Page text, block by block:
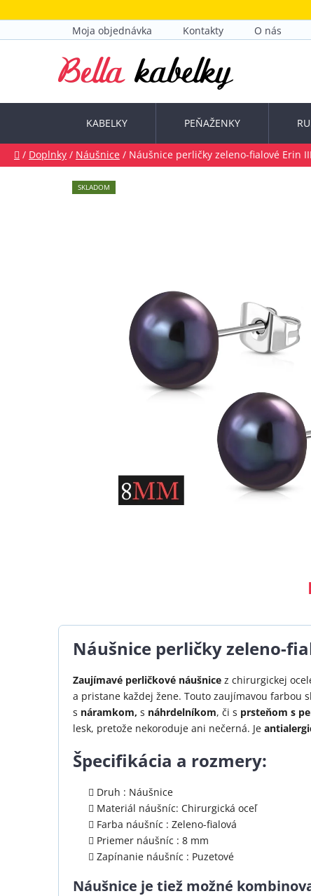
na
Moja objednávka
Kontakty O nás
KABELKY PEŇAŽENKY
Domov
/ Doplnky / Náušnice / Náušnice perličky zeleno-fialové Erin
SKLADOM
Náušnice perličky zeleno-
Zaujímavé perličkové náušnice z chirurgickej
a pristane každej žene. Touto zaujímavou farbou
s náramkom, s náhrdelníkom, či s prsteňom s
lesk, pretože nekoroduje ani nečerná. Je
Špecifikácia a rozmery:
Druh : Náušnice
Materiál náušníc: Chirurgická oceľ
Farba náušníc : Zeleno-fialová
Priemer náušníc : 8 mm
Zapínanie náušníc : Puzetové
Náušnice je tiež možné